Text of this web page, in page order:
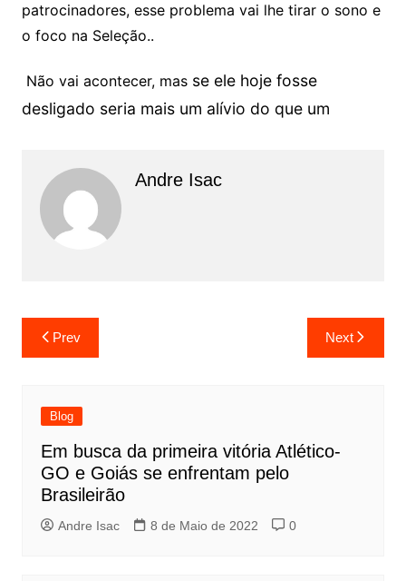
patrocinadores, esse problema vai lhe tirar o sono e
o foco na Seleção..
Não vai acontecer, masse ele hoje fosse
desligado seria mais um alívio do que um
Andre Isac
Prev Next
Blog
Em busca da primeira vitória Atlético-
GO e Goiás se enfrentam pelo
Brasileirão
Andre Isac 8 de Maio de 2022 0